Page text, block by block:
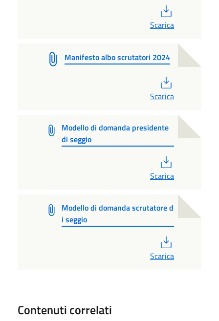
Scarica
Manifesto albo scrutatori 2024
Scarica
Modello di domanda presidente
di seggio
Scarica
Modello di domanda scrutatore d
i seggio
Scarica
Contenuti correlati